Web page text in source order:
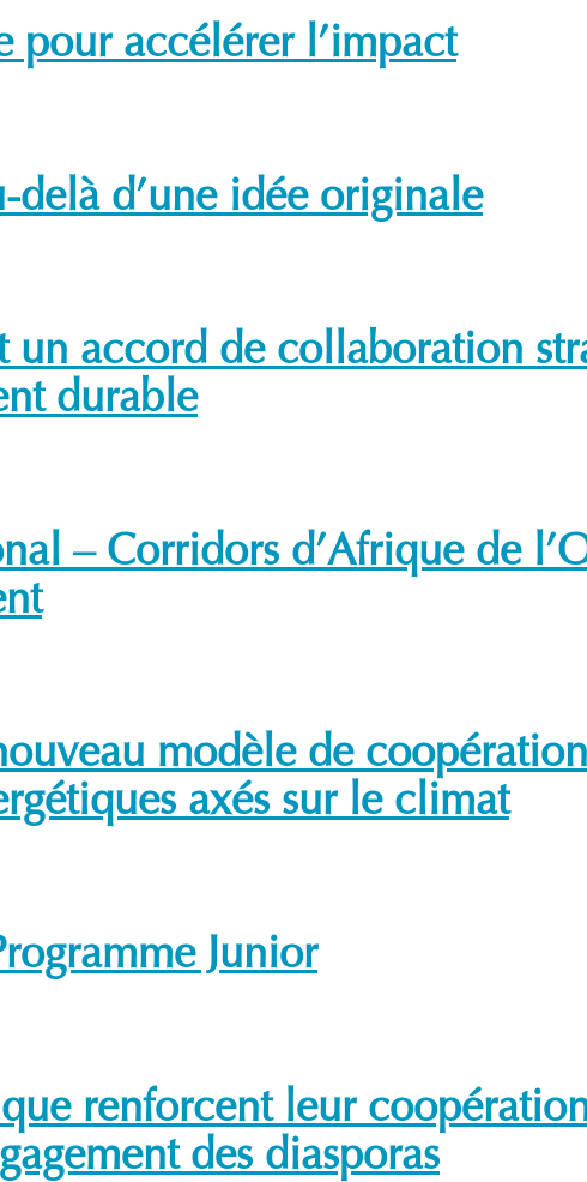
pour accélérer l’impact
d’une idée originale
un accord de collaboration
durable
– Corridors d’Afrique de
modèle de
axés sur le climat
Junior
renforcent leur
des diasporas